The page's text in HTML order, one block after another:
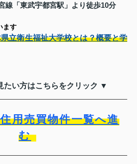
線「東武宇都宮駅」より徒歩10分
ます
立衛生福祉大学校とは？概要と学
たい方はこちらをクリック ▼
用売買物件一覧へ進
む